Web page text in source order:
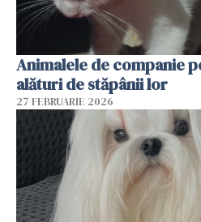
Animalele de companie
alături de stăpânii lor
27 FEBRUARIE 2026